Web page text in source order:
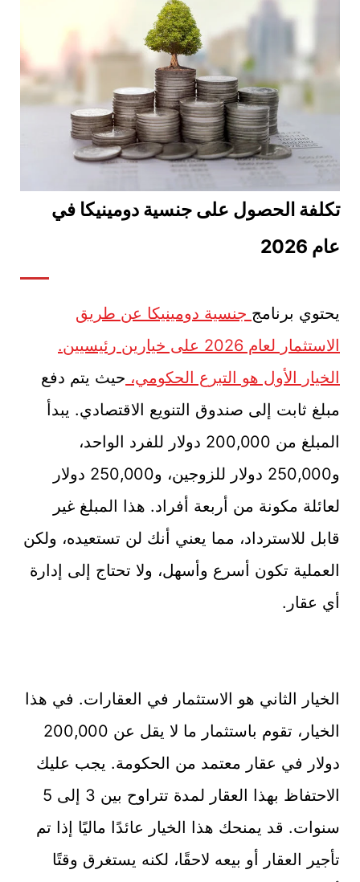
تكلفة الحصول على جنسية دومينيكا في
عام 2026
يحتوي برنامج جنسية دومينيكا عن طريق
الاستثمار لعام 2026 على خيارين رئيسيين.
الخيار الأول هو التبرع الحكومي، حيث يتم دفع
مبلغ ثابت إلى صندوق التنويع الاقتصادي. يبدأ
المبلغ من 200,000 دولار للفرد الواحد،
و250,000 دولار للزوجين، و250,000 دولار
لعائلة مكونة من أربعة أفراد. هذا المبلغ غير
قابل للاسترداد، مما يعني أنك لن تستعيده، ولكن
العملية تكون أسرع وأسهل، ولا تحتاج إلى إدارة
أي عقار.
الخيار الثاني هو الاستثمار في العقارات. في هذا
الخيار، تقوم باستثمار ما لا يقل عن 200,000
دولار في عقار معتمد من الحكومة. يجب عليك
الاحتفاظ بهذا العقار لمدة تتراوح بين 3 إلى 5
سنوات. قد يمنحك هذا الخيار عائدًا ماليًا إذا تم
تأجير العقار أو بيعه لاحقًا، لكنه يستغرق وقتًا